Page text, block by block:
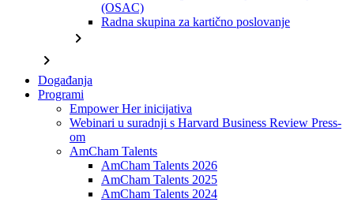
(OSAC)
Radna skupina za kartično poslovanje
chevron_right
chevron_right
Događanja
Programi
Empower Her inicijativa
Webinari u suradnji s Harvard Business Review Press-
om
AmCham Talents
AmCham Talents 2026
AmCham Talents 2025
AmCham Talents 2024